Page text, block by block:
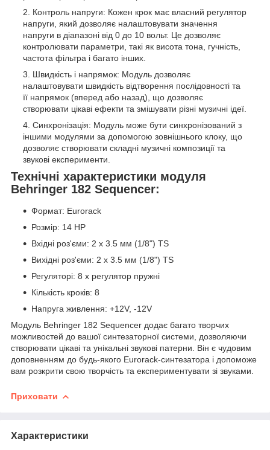
Контроль напруги: Кожен крок має власний регулятор
напруги, який дозволяє налаштовувати значення
напруги в діапазоні від 0 до 10 вольт. Це дозволяє
контролювати параметри, такі як висота тона, гучність,
частота фільтра і багато інших.
Швидкість і напрямок: Модуль дозволяє
налаштовувати швидкість відтворення послідовності та
її напрямок (вперед або назад), що дозволяє
створювати цікаві ефекти та змішувати різні музичні ідеї.
Синхронізація: Модуль може бути синхронізований з
іншими модулями за допомогою зовнішнього клоку, що
дозволяє створювати складні музичні композиції та
звукові експерименти.
Технічні характеристики модуля
Behringer 182 Sequencer:
Формат: Eurorack
Розмір: 14 HP
Вхідні роз'єми: 2 x 3.5 мм (1/8") TS
Вихідні роз'єми: 2 x 3.5 мм (1/8") TS
Регуляторі: 8 x регулятор пружні
Кількість кроків: 8
Напруга живлення: +12V, -12V
Модуль Behringer 182 Sequencer додає багато творчих
можливостей до вашої синтезаторної системи, дозволяючи
створювати цікаві та унікальні звукові патерни. Він є чудовим
доповненням до будь-якого Eurorack-синтезатора і допоможе
вам розкрити свою творчість та експериментувати зі звуками.
Приховати
Характеристики